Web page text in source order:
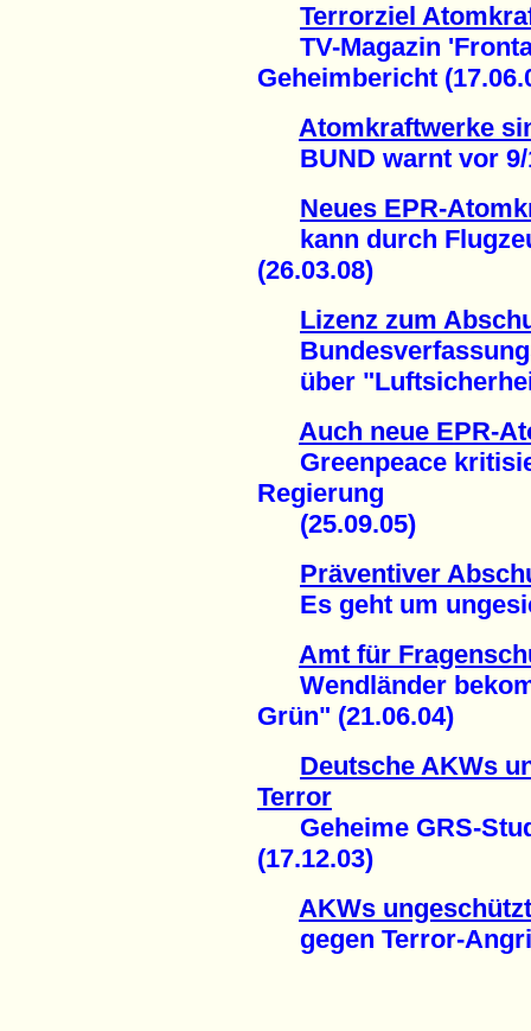
Terrorziel
TV-Magazin
Geheimbericht
Atomkraftwerke
BUND warnt vor 9/
Neues EPR-
kann durch
(26.03.08)
Lizenz zum
über
Auch neue EPR-
Greenpeace
Regierung
(25.09.05)
Präventiver
Es geht um
Amt für
Wendländer
Grün" (21.06.04)
Deutsche AKWs
Terror
Geheime GRS-
(17.12.03)
AKWs ungeschützt
gegen Terror-